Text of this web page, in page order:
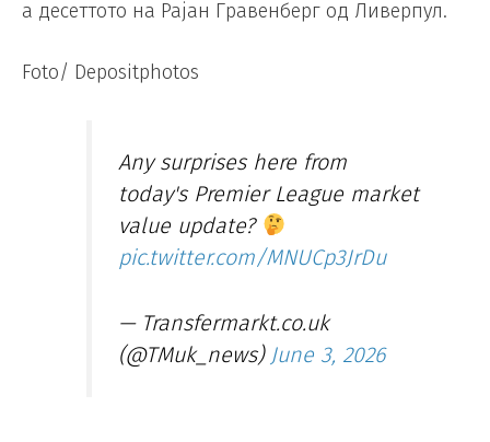
а десеттото на Рајан Гравенберг од Ливерпул.
Foto/ Depositphotos
Any surprises here from
today's Premier League market
value update?
pic.twitter.com/MNUCp3JrDu
— Transfermarkt.co.uk
(@TMuk_news) June 3, 2026